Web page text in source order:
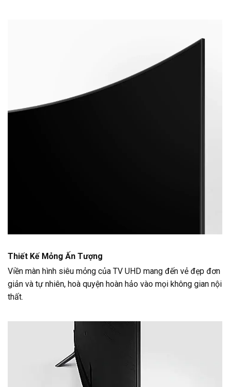
Thiết Kế Mỏng Ấn Tượng
Viền màn hình siêu mỏng của TV UHD mang đến vẻ đẹp đơn
giản và tự nhiên, hoà quyện hoàn hảo vào mọi không gian nội
thất.